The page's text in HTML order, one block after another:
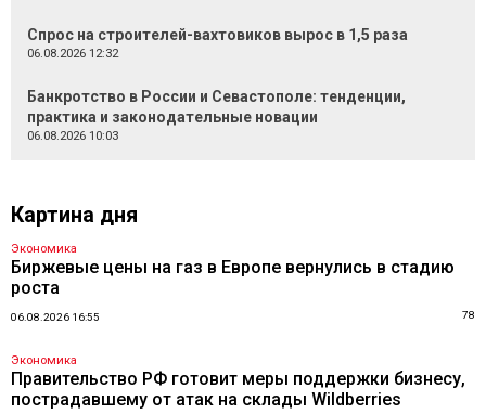
Спрос на строителей-вахтовиков вырос в 1,5 раза
06.08.2026 12:32
Банкротство в России и Севастополе: тенденции,
практика и законодательные новации
06.08.2026 10:03
Картина дня
Экономика
Биржевые цены на газ в Европе вернулись в стадию
роста
06.08.2026 16:55 78
Экономика
Правительство РФ готовит меры поддержки бизнесу,
пострадавшему от атак на склады Wildberries